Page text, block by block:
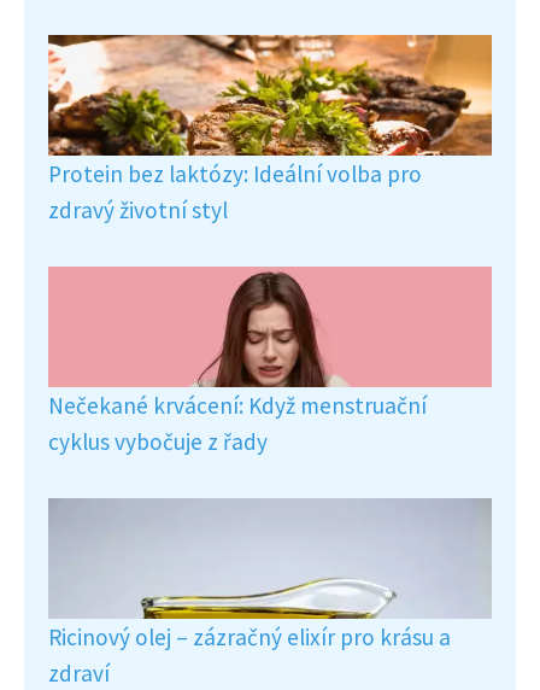
Protein bez laktózy: Ideální volba pro
zdravý životní styl
Nečekané krvácení: Když menstruační
cyklus vybočuje z řady
Ricinový olej – zázračný elixír pro krásu a
zdraví